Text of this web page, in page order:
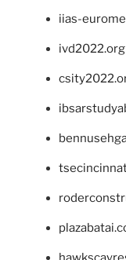
iias-
ivd2022.org